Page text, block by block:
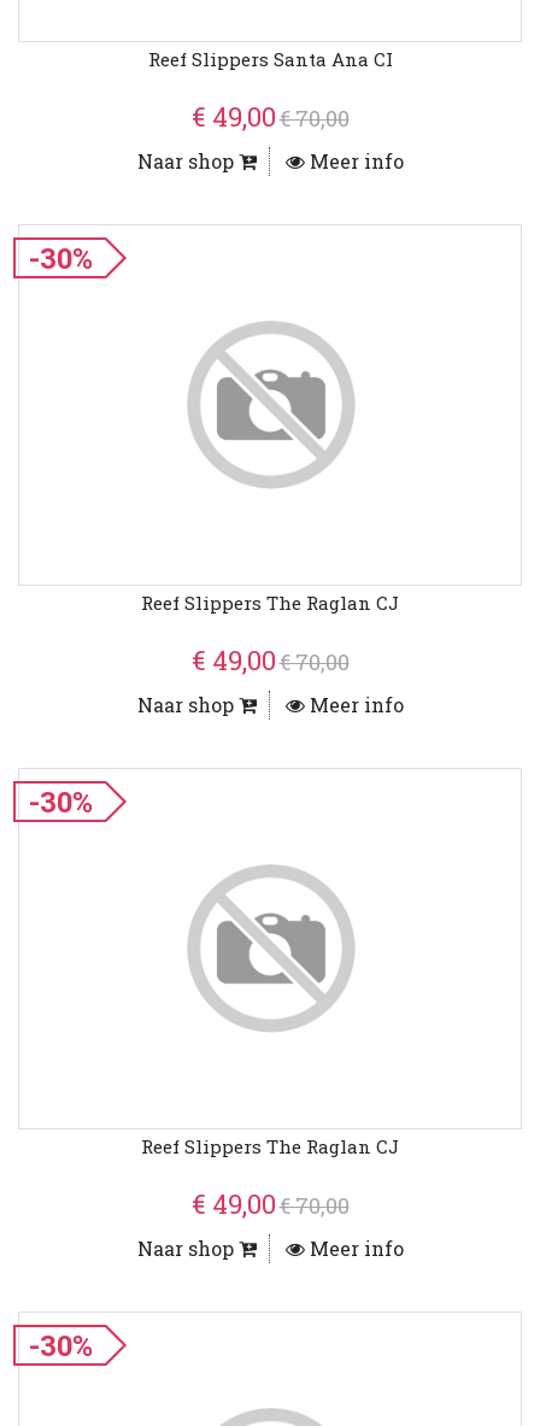
Reef Slippers Santa Ana CI
€ 49,00€ 70,00
Naar shop Meer info
-30%
Reef Slippers The Raglan CJ
€ 49,00€ 70,00
Naar shop Meer info
-30%
Reef Slippers The Raglan CJ
€ 49,00€ 70,00
Naar shop Meer info
-30%